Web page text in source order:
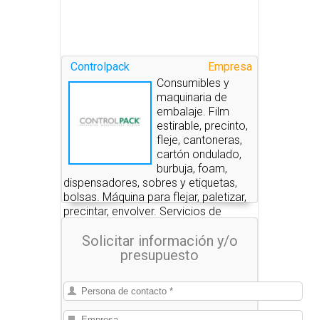
Empresa
Controlpack
Consumibles y
maquinaria de
embalaje. Film
estirable, precinto,
fleje, cantoneras,
cartón ondulado,
burbuja, foam,
dispensadores, sobres y etiquetas,
bolsas. Máquina para flejar, paletizar,
precintar, envolver. Servicios de
Solicitar información y/o
presupuesto